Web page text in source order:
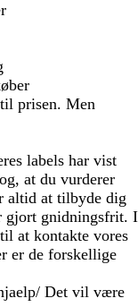
prisen. Men
labels har vist
at du vurderer
altid at tilbyde dig
gjort gnidningsfrit. I
at kontakte vores
er de forskellige
Det vil være